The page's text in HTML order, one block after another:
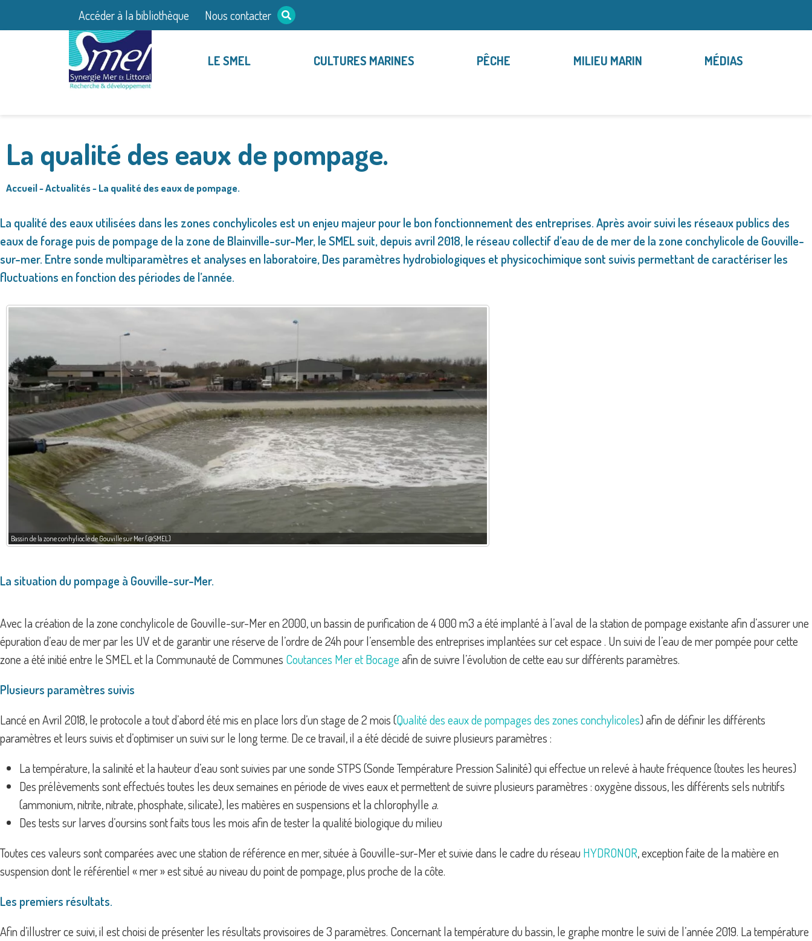
Accéder à la bibliothèque Nous contacter
LE SMEL CULTURES MARINES PÊCHE MILIEU MARIN MÉDIAS
La qualité des eaux de pompage.
Accueil~Actualités~La qualité des eaux de pompage.
La qualité des eaux utilisées dans les zones conchylicoles est un enjeu majeur pour le bon fonctionnement des entreprises. Après avoir suivi les réseaux publics des
eaux de forage puis de pompage de la zone de Blainville-sur-Mer, le SMEL suit, depuis avril 2018, le réseau collectif d’eau de de mer de la zone conchylicole de Gouville-
sur-mer. Entre sonde multiparamètres et analyses en laboratoire, Des paramètres hydrobiologiques et physicochimique sont suivis permettant de caractériser les
fluctuations en fonction des périodes de l’année.
Bassin de la zone conhyliocle de Gouville sur Mer (@SMEL)
La situation du pompage à Gouville-sur-Mer.
Avec la création de la zone conchylicole de Gouville-sur-Mer en 2000, un bassin de purification de 4 000 m3 a été implanté à l’aval de la station de pompage existante afin d’assurer une
épuration d’eau de mer par les UV et de garantir une réserve de l’ordre de 24h pour l’ensemble des entreprises implantées sur cet espace . Un suivi de l’eau de mer pompée pour cette
zone a été initié entre le SMEL et la Communauté de Communes Coutances Mer et Bocageafin de suivre l’évolution de cette eau sur différents paramètres.
Plusieurs paramètres suivis
Lancé en Avril 2018, le protocole a tout d’abord été mis en place lors d’un stage de 2 mois (Qualité des eaux de pompages des zones conchylicoles) afin de définir les différents
paramètres et leurs suivis et d’optimiser un suivi sur le long terme. De ce travail, il a été décidé de suivre plusieurs paramètres :
La température, la salinité et la hauteur d’eau sont suivies par une sonde STPS (Sonde Température Pression Salinité) qui effectue un relevé à haute fréquence (toutes les heures)
Des prélèvements sont effectués toutes les deux semaines en période de vives eaux et permettent de suivre plusieurs paramètres : oxygène dissous, les différents sels nutritifs
(ammonium, nitrite, nitrate, phosphate, silicate), les matières en suspensions et la chlorophylle a.
Des tests sur larves d’oursins sont faits tous les mois afin de tester la qualité biologique du milieu
Toutes ces valeurs sont comparées avec une station de référence en mer, située à Gouville-sur-Mer et suivie dans le cadre du réseau HYDRONOR, exception faite de la matière en
suspension dont le référentiel « mer » est situé au niveau du point de pompage, plus proche de la côte.
Les premiers résultats.
Afin d’illustrer ce suivi, il est choisi de présenter les résultats provisoires de 3 paramètres. Concernant la température du bassin, le graphe montre le suivi de l’année 2019. La température